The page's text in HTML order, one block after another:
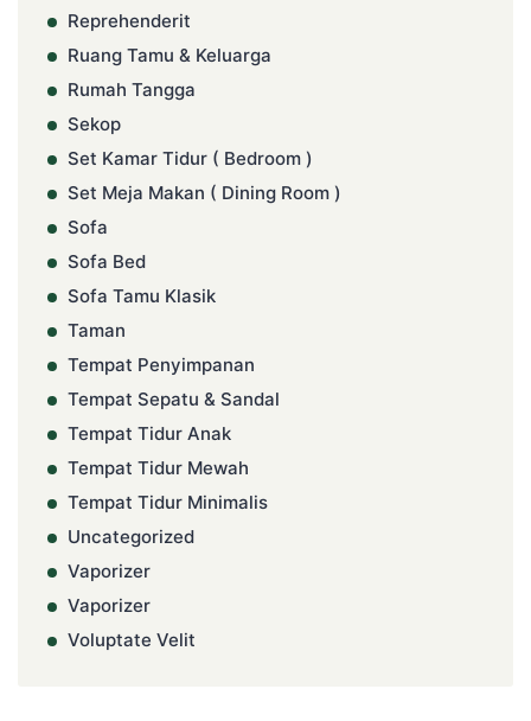
Reprehenderit
Ruang Tamu & Keluarga
Rumah Tangga
Sekop
Set Kamar Tidur ( Bedroom )
Set Meja Makan ( Dining Room )
Sofa
Sofa Bed
Sofa Tamu Klasik
Taman
Tempat Penyimpanan
Tempat Sepatu & Sandal
Tempat Tidur Anak
Tempat Tidur Mewah
Tempat Tidur Minimalis
Uncategorized
Vaporizer
Vaporizer
Voluptate Velit